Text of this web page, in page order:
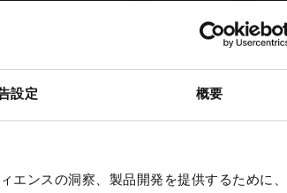
設定 概要
ンスの洞察、製品開発を提供するために、
ゲーム』のサウンドトラックについて